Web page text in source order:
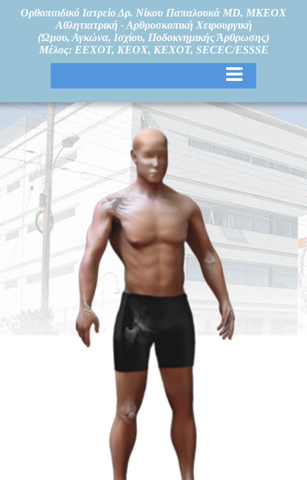
Ορθοπαιδικό Ιατρείο Δρ. Νίκου Παπαλουκά MD, MKEOX
Αθλητιατρική - Αρθροσκοπική Χειρουργική
(Ώμου, Αγκώνα, Ισχίου, Ποδοκνημικής Άρθρωσης)
Μέλος: ΕΕΧΟΤ, ΚΕΟΧ, ΚΕΧΟΤ, SECEC/ESSSE